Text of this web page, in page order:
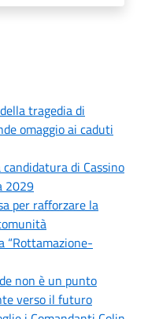
tragedia di
omaggio ai caduti
di Cassino
2029
per rafforzare la
“Rottamazione-
non è un punto
verso il futuro